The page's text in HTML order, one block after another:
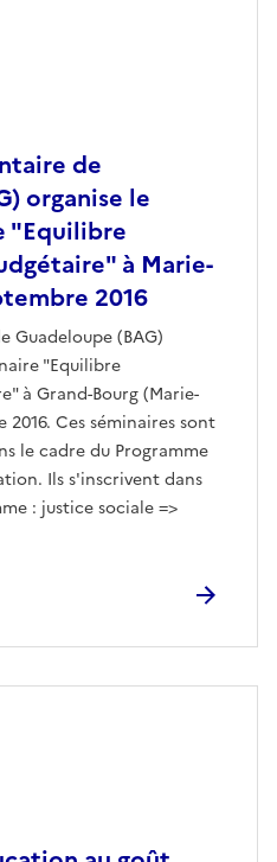
de
organise le
"Equilibre
à Marie-
2016
Guadeloupe (BAG)
"Equilibre
à Grand-Bourg (Marie-
Ces séminaires sont
le cadre du Programme
Ils s'inscrivent dans
: justice sociale =>